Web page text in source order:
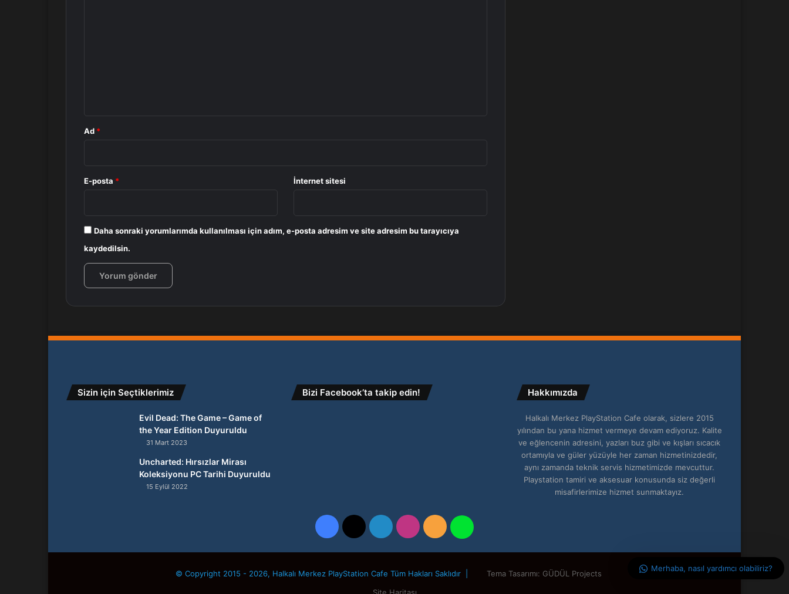
Ad *
E-posta * İnternet sitesi
Daha sonraki yorumlarımda kullanılması için adım, e-posta adresim ve site adresim bu tarayıcıya
kaydedilsin.
Sizin için Seçtiklerimiz
Evil Dead: The Game – Game of
the Year Edition Duyuruldu
31 Mart 2023
Uncharted: Hırsızlar Mirası
Koleksiyonu PC Tarihi Duyuruldu
15 Eylül 2022
Bizi Facebook’ta takip edin! Hakkımızda
Halkalı Merkez PlayStation Cafe olarak, sizlere 2015
yılından bu yana hizmet vermeye devam ediyoruz. Kalite
ve eğlencenin adresini, yazları buz gibi ve kışları sıcacık
ortamıyla ve güler yüzüyle her zaman hizmetinizdedir,
aynı zamanda teknik servis hizmetimizde mevcuttur.
Playstation tamiri ve aksesuar konusunda siz değerli
misafirlerimize hizmet sunmaktayız.
Facebook
X LinkedInInstagram
RSS WhatsApp
© Copyright 2015 - 2026, Halkalı Merkez PlayStation Cafe Tüm Hakları Saklıdır |
Tema Tasarımı: GÜDÜL Projects
Merhaba, nasıl yardımcı olabiliriz?